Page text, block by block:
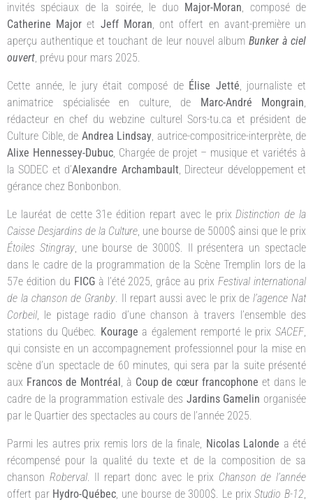
invités spéciaux de la soirée, le duo Major-Moran, composé de
Catherine Major et Jeff Moran, ont offert en avant-première un
aperçu authentique et touchant de leur nouvel album Bunker à ciel
ouvert, prévu pour mars 2025.
Cette année, le jury était composé de Élise Jetté, journaliste et
animatrice spécialisée en culture, de Marc-André Mongrain,
rédacteur en chef du webzine culturel Sors-tu.ca et président de
Culture Cible, de Andrea Lindsay, autrice-compositrice-interprète, de
Alixe Hennessey-Dubuc, Chargée de projet – musique et variétés à
la SODEC et d’Alexandre Archambault, Directeur développement et
gérance chez Bonbonbon.
Le lauréat de cette 31e édition repart avec le prixDistinction de la
Caisse Desjardins de la Culture, une bourse de 5000$ ainsi que le prix
Étoiles Stingray, une bourse de 3000$. Il présentera un spectacle
dans le cadre de la programmation de la Scène Tremplin lors de la
57e édition du FICGà l’été 2025, grâce au prixFestival international
de la chanson de Granby. Il repart aussi avec le prix del’agence Nat
Corbeil, le pistage radio d’une chanson à travers l’ensemble des
stations du Québec. Kourage a également remporté le prixSACEF,
qui consiste en un accompagnement professionnel pour la mise en
scène d’un spectacle de 60 minutes, qui sera par la suite présenté
aux Francos de Montréal, à Coup de cœur francophoneet dans le
cadre de la programmation estivale des Jardins Gamelin organisée
par le Quartier des spectacles au cours de l’année 2025.
Parmi les autres prix remis lors de la finale, Nicolas Lalonde a été
récompensé pour la qualité du texte et de la composition de sa
chanson Roberval. Il repart donc avec le prix Chanson de l’année
offert par Hydro-Québec, une bourse de 3000$. Le prixStudio B-12,